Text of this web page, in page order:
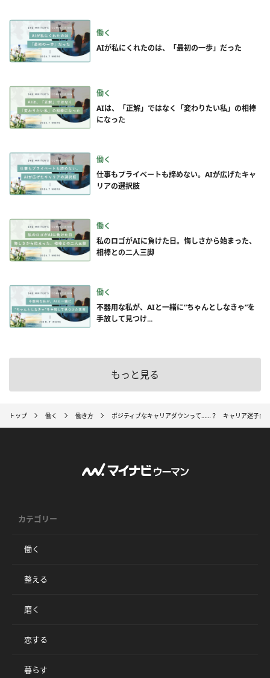
働く
AIが私にくれたのは、「最初の一歩」だった
働く
AIは、「正解」ではなく「変わりたい私」の相棒
になった
働く
仕事もプライベートも諦めない。AIが広げたキャ
リアの選択肢
働く
私のロゴがAIに負けた日。悔しさから始まった、
相棒との二人三脚
働く
不器用な私が、AIと一緒に”ちゃんとしなきゃ”を
手放して見つけ...
もっと見る
トップ 働く 働き方 ポジティブなキャリアダウンって……？ キャリア迷子向
カテゴリー
働く
整える
磨く
恋する
暮らす